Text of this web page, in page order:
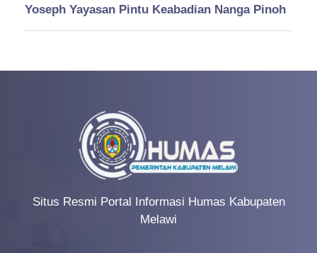
Yoseph Yayasan Pintu Keabadian Nanga Pinoh
Situs Resmi Portal Informasi Humas Kabupaten
Melawi